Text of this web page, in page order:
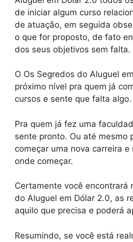
de iniciar algum curso
de atuação, em seguida
o que for proposto, de fato
dos seus objetivos sem falta.
O Os Segredos do Aluguel
próximo nível pra quem já
cursos e sente que falta algo.
Pra quem já fez uma
sente pronto. Ou até mesmo
começar uma nova carreira
onde começar.
Certamente você encontrará
do Aluguel em Dólar 2.0, as
aquilo que precisa e poderá
Resumindo, se você está